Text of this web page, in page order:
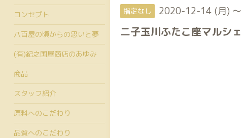
指定なし 2020-12-14 (月)
二子玉川ふたこ座マルシ
コンセプト
八百屋の頃からの思いと夢
(有)紀之国屋商店のあゆみ
商品
スタッフ紹介
原料へのこだわり
品質へのこだわり